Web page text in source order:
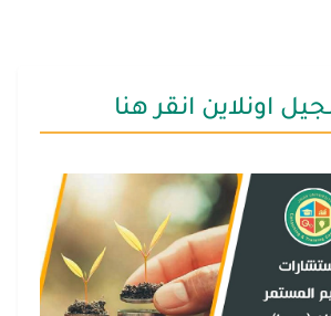
اونلاين انقر هنا